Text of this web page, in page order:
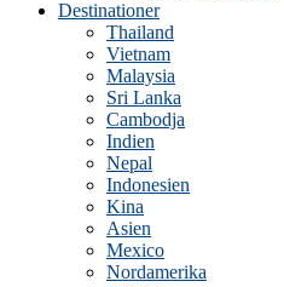
Destinationer
Thailand
Vietnam
Malaysia
Sri Lanka
Cambodja
Indien
Nepal
Indonesien
Kina
Asien
Mexico
Nordamerika